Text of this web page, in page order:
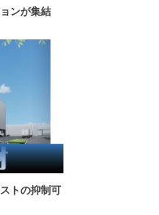
ンが集結
トの抑制可